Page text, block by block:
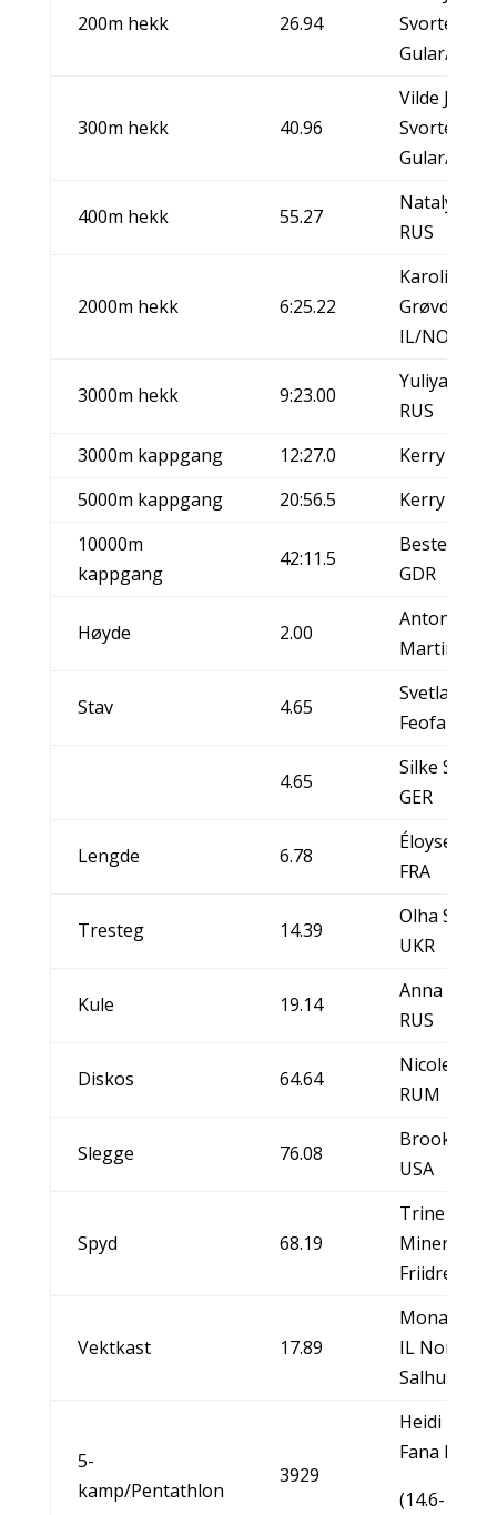
200m hekk 26.94
Svortevik,
Gular/NOR
300m hekk 40.96
Vilde
Svortevik,
Gular/NOR
400m hekk 55.27
Natalya
RUS
2000m hekk 6:25.22
Karoline
Grøvdal,
IL/NOR
3000m hekk 9:23.00
Yuliya
RUS
3000m kappgang
12:27.0
Kerry
5000m kappgang
20:56.5
Kerry
10000m
kappgang
42:11.5
Beste
GDR
Høyde 2.00
Antonietta
Martino,
Stav 4.65
Svetlana
Feofanova,
4.65
Silke
GER
Lengde 6.78
Éloyse
FRA
Tresteg 14.39
Olha
UKR
Kule 19.14
Anna
RUS
Diskos 64.64
Nicoleta
RUM
Slegge 76.08
Brooke
USA
Spyd 68.19
Trine
Minerva
Friidrett/
Vektkast 17.89
Mona
IL Norna-
Salhus/
5-
kamp/Pentathlon
3929
Heidi
Fana IL/
(14.6-10.91-